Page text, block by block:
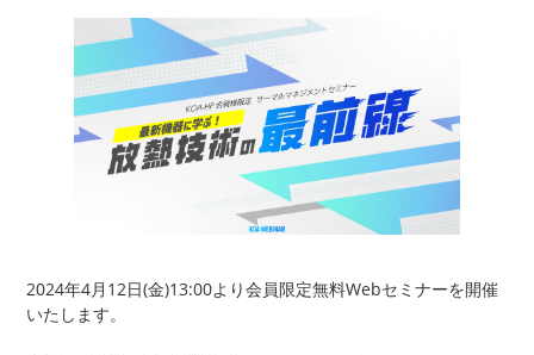
2024年4月12日(金)13:00より会員限定無料Webセミナーを開催
いたします。